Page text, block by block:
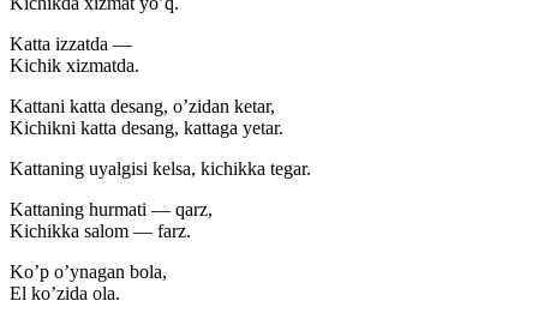
Katta izzatda —
Kichik xizmatda.
Kattani katta desang, o’zidan ketar,
Kichikni katta desang, kattaga yetar.
Kattaning uyalgisi kelsa, kichikka tegar.
Kattaning hurmati — qarz,
Kichikka salom — farz.
Ko’p o’ynagan bola,
El ko’zida ola.